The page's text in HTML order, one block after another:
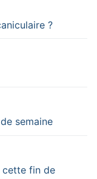
?
semaine
cette fin de